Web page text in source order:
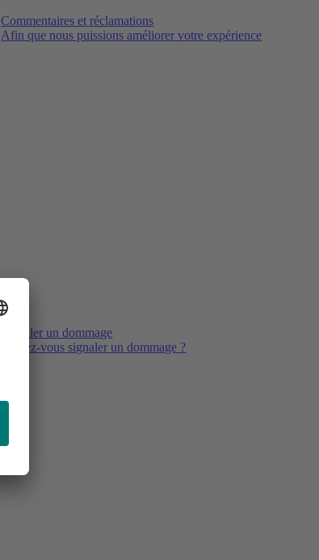
Commentaires et réclamations
Afin que nous puissions améliorer votre expérience
Signaler un dommage
Voulez-vous signaler un dommage ?